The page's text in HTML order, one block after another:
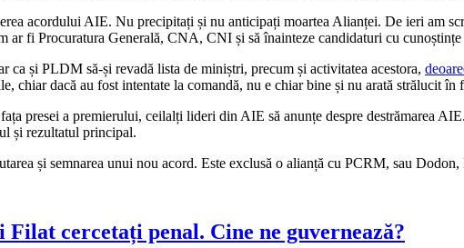
acordului AIE. Nu precipitați și nu anticipați moartea Alianței. De ieri am
ar fi Procuratura Generală, CNA, CNI și să înainteze candidaturi cu
ca și PLDM să-și revadă lista de miniștri, precum și activitatea acestora,
chiar dacă au fost intentate la comandă, nu e chiar bine și nu arată strălucit în
presei a premierului, ceilalți lideri din AIE să anunțe despre destrămarea
și rezultatul principal.
și semnarea unui nou acord. Este exclusă o alianță cu PCRM, sau Dodon,
cercetați penal. Cine ne guvernează?